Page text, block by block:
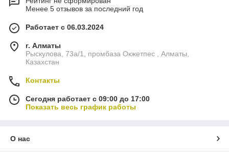
Менее 5 отзывов за последний год
Работает с 06.03.2024
г. Алматы
Рыскулова, 73а/1, промбаза Окжетпес , Алматы,
Казахстан
Контакты
Сегодня работает с 09:00 до 17:00
Показать весь график работы
О нас